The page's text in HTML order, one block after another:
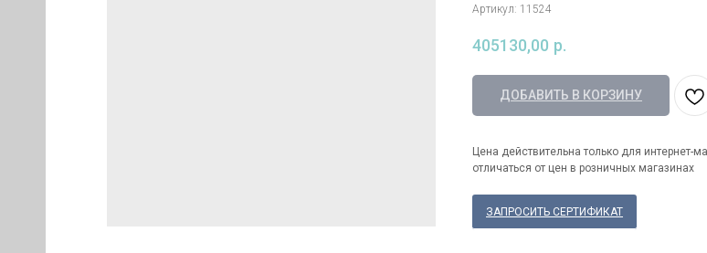
Артикул: 11524
405130,00 р.
ДОБАВИТЬ В КОРЗИНУ
Цена действительна только для интернет-
отличаться от цен в розничных магазинах
ЗАПРОСИТЬ СЕРТИФИКАТ